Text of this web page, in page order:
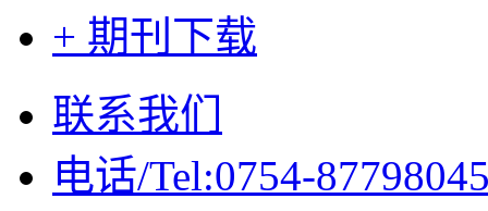
+ 期刊下载
联系我们
电话/Tel:0754-